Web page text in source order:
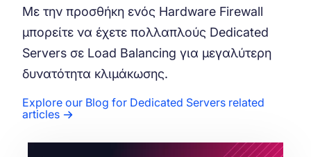
Με την προσθήκη ενός Hardware Firewall
μπορείτε να έχετε πολλαπλούς Dedicated
Servers σε Load Balancing για μεγαλύτερη
δυνατότητα κλιμάκωσης.
Explore our Blog for Dedicated Servers related
articles